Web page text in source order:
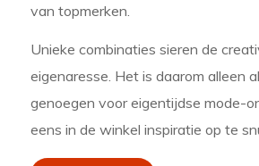
van topmerken.
Unieke combinaties sieren de
eigenaresse. Het is daarom alleen
genoegen voor eigentijdse mode-
eens in de winkel inspiratie op te